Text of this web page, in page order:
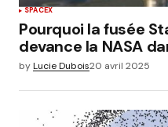
SPACEX
Pourquoi la fusée
devance la NASA
byLucie Dubois20 avril 2025